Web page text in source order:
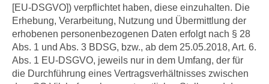
[EU-DSGVO]) verpflichtet haben, diese einzuhalten. Die
Erhebung, Verarbeitung, Nutzung und Übermittlung der
erhobenen personenbezogenen Daten erfolgt nach § 28
Abs. 1 und Abs. 3 BDSG, bzw., ab dem 25.05.2018, Art. 6.
Abs. 1 EU-DSGVO, jeweils nur in dem Umfang, der für
die Durchführung eines Vertragsverhältnisses zwischen